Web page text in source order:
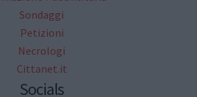
Sondaggi
Petizioni
Necrologi
Cittanet.it
Socials